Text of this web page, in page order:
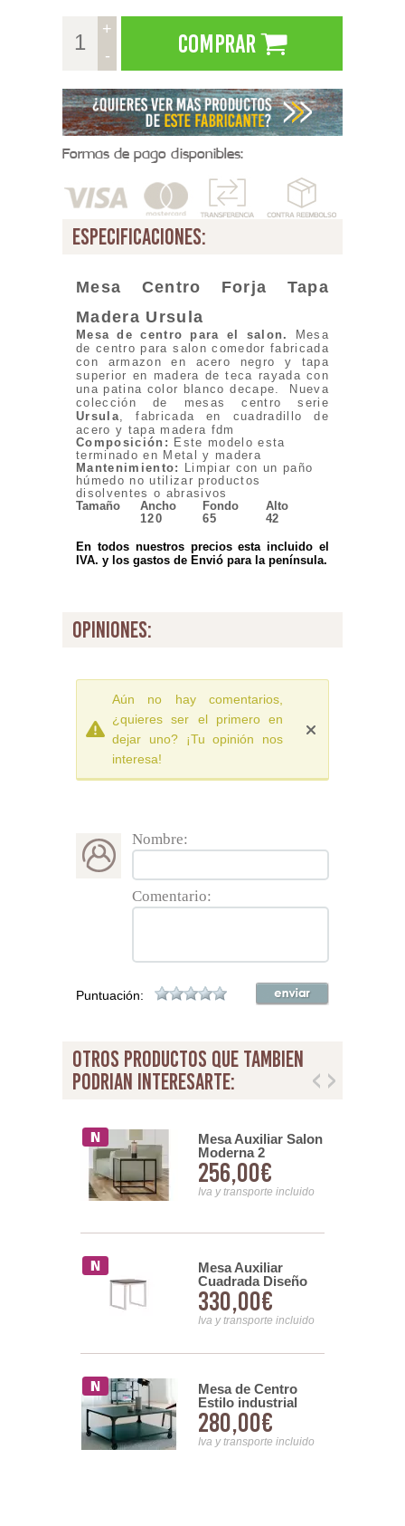
+
-
Comprar
Formas de pago disponibles:
especificaciones:
Mesa Centro Forja Tapa
Madera Ursula
Mesa de centro para el salon.
Mesa
de centro para salon comedor fabricada
con armazon en acero negro y tapa
superior en madera de teca rayada con
una patina color blanco decape. Nueva
colección de mesas centro serie
Ursula, fabricada en cuadradillo de
acero y tapa madera fdm
Composición: Este modelo esta
terminado en Metal y madera
Mantenimiento:
Limpiar con un paño
húmedo no utilizar productos
disolventes o abrasivos
Tamaño
Ancho Fondo
Alto
120
65 42
En todos nuestros precios esta incluido el
IVA. y los gastos de Envió para la península.
opiniones:
Aún no hay comentarios,
¿quieres ser el primero en
dejar uno? ¡Tu opinión nos
interesa!
Nombre:
Comentario:
Puntuación:
otros productos que tambien
podrian interesarte:
Mesa Auxiliar Salon
Moderna 2
Tamaños Forja
Serie Darinel
256,00€
Iva y transporte incluido
Mesa Auxiliar
Cuadrada Diseño
Moderno Serie
Minato
330,00€
Iva y transporte incluido
Mesa de Centro
Estilo industrial
Chapa de Acero
Dustriasl
280,00€
Iva y transporte incluido